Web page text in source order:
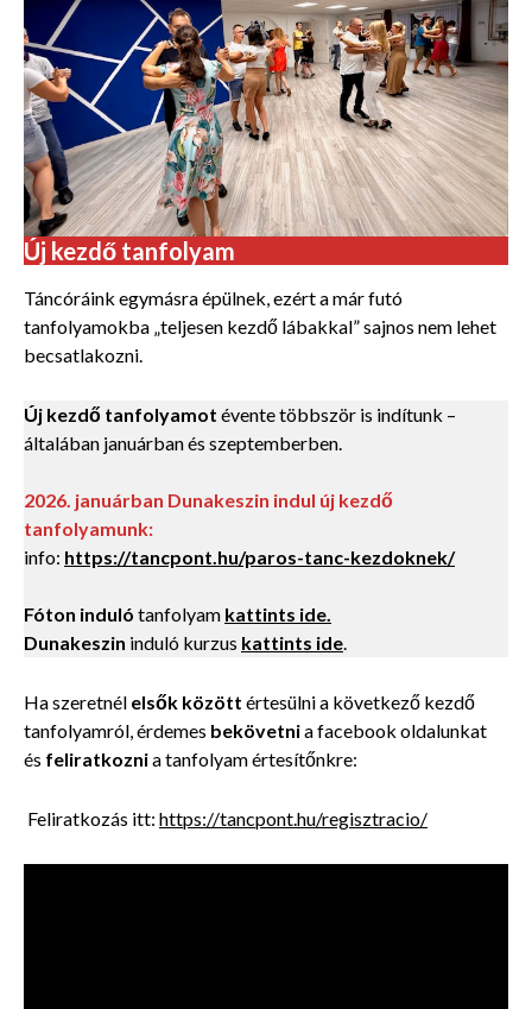
Új kezdő tanfolyam
Táncóráink egymásra épülnek, ezért a már futó
tanfolyamokba „teljesen kezdő lábakkal” sajnos nem lehet
becsatlakozni.
Új kezdő tanfolyamot évente többször is indítunk –
általában januárban és szeptemberben.
2026. januárban Dunakeszin indul új kezdő
tanfolyamunk:
info: https://tancpont.hu/paros-tanc-kezdoknek/
Fóton induló tanfolyam kattints ide.
Dunakeszin induló kurzus kattints ide.
Ha szeretnél elsők között értesülni a következő kezdő
tanfolyamról, érdemes bekövetnia facebook oldalunkat
és feliratkoznia tanfolyam értesítőnkre:
Feliratkozás itt: https://tancpont.hu/regisztracio/